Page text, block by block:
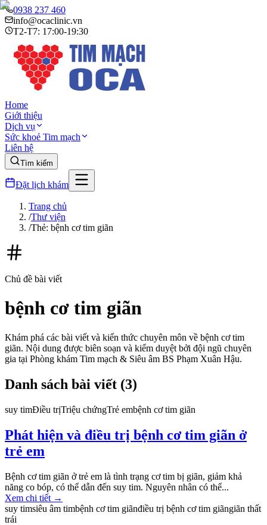
0938 237 460
info@ocaclinic.vn
T2-T7: 17:00-19:30
Home
Giới thiệu
Dịch vụ
Sức khoẻ Tim mạch
Liên hệ
Tìm kiếm
Đặt lịch khám
Trang chủ
/Thư viện
/Thẻ: bệnh cơ tim giãn
Chủ đề bài viết
bệnh cơ tim giãn
Khám phá các bài viết và kiến thức chuyên môn về bệnh cơ tim
giãn. Nội dung được biên soạn và kiểm duyệt bởi đội ngũ chuyên
gia tại Phòng khám Tim mạch & Siêu âm BS Phạm Xuân Hậu.
Danh sách bài viết (3)
suy timĐiều trịTriệu chứngTrẻ embệnh cơ tim giãn
Phát hiện và điều trị bệnh cơ tim giãn ở
trẻ em
Bệnh cơ tim giãn ở trẻ em là tình trạng cơ tim bị giãn, giảm khả
năng co bóp, có thể dẫn đến suy tim. Nguyên nhân có thể...
Xem chi tiết →
suy timsiêu âm timbệnh cơ tim giãnđiều trị bệnh cơ tim giãngiãn thất
trái